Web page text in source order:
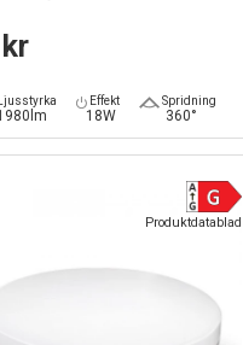
Effekt
18W
Spridning
360°
Produktdatablad